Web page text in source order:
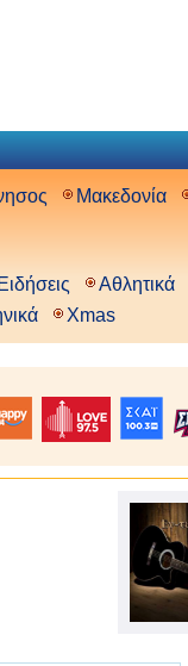
Μακεδονία
Ειδήσεις
Αθλητικά
Xmas